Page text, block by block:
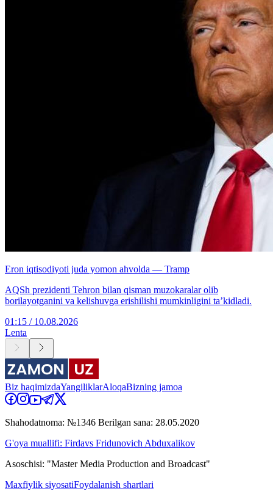
Eron iqtisodiyoti juda yomon ahvolda — Tramp
AQSh prezidenti Tehron bilan qisman muzokaralar olib
borilayotganini va kelishuvga erishilishi mumkinligini ta’kidladi.
01:15 / 10.08.2026
Lenta
Biz haqimizdaYangiliklarAloqaBizning jamoa
Shahodatnoma: №1346 Berilgan sana: 28.05.2020
G'oya muallifi: Firdavs Fridunovich Abduxalikov
Asoschisi: "Master Media Production and Broadcast"
Maxfiylik siyosatiFoydalanish shartlari